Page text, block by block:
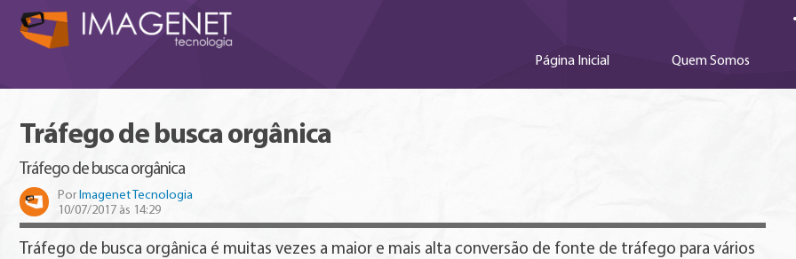
Página Inicial Quem Somos
Tráfego de busca orgânica
Tráfego de busca orgânica
PorImagenet Tecnologia
10/07/2017 às 14:29
Tráfego de busca orgânica é muitas vezes a maior e mais alta conversão de fonte de tráfego para vários